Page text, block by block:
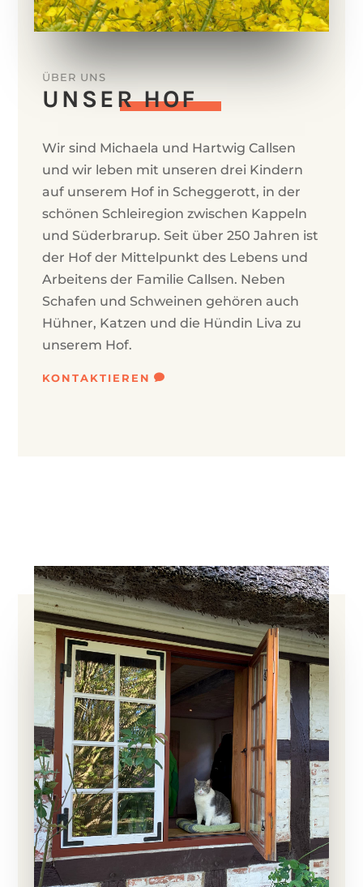
ÜBER UNS
UNSER HOF
Wir sind Michaela und Hartwig Callsen
und wir leben mit unseren drei Kindern
auf unserem Hof in Scheggerott, in der
schönen Schleiregion zwischen Kappeln
und Süderbrarup. Seit über 250 Jahren ist
der Hof der Mittelpunkt des Lebens und
Arbeitens der Familie Callsen. Neben
Schafen und Schweinen gehören auch
Hühner, Katzen und die Hündin Liva zu
unserem Hof.
KONTAKTIEREN